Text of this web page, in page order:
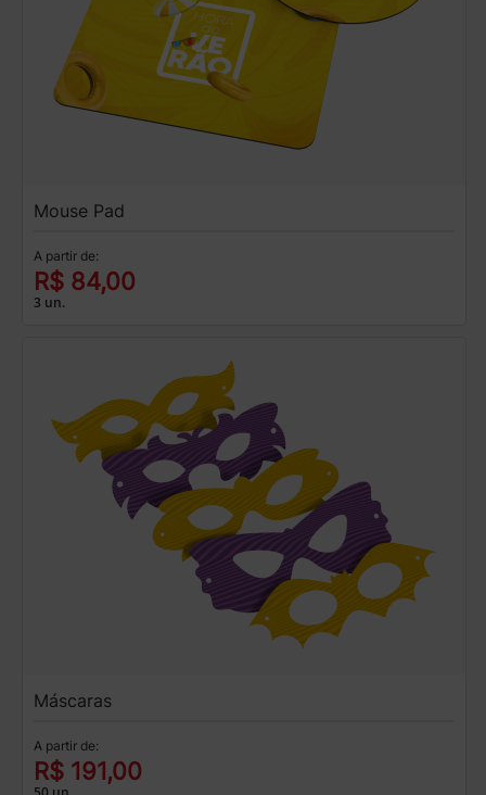
Mouse Pad
A partir de:
R$ 84,00
3 un.
Máscaras
A partir de:
R$ 191,00